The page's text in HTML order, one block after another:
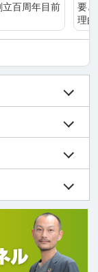
百周年目前
要
理